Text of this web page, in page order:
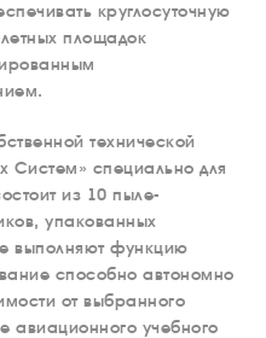
круглосуточную
площадок
технической
Систем» специально для
из 10 пыле-
упакованных
выполняют функцию
способно автономно
от выбранного
учебного